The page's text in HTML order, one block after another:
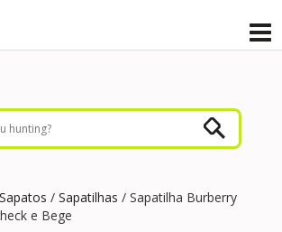
Sapatos / Sapatilhas / Sapatilha Burberry
e Bege